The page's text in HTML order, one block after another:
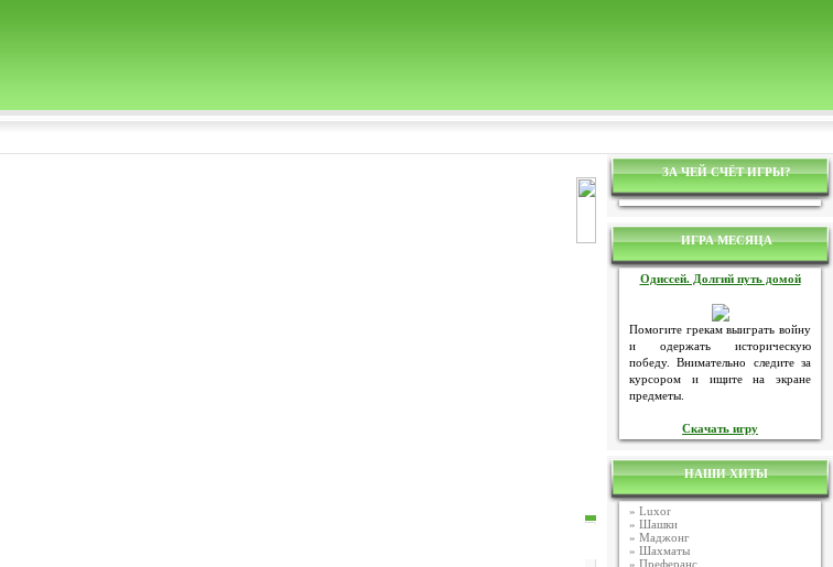
ЗА ЧЕЙ СЧЁТ ИГРЫ?
ИГРА МЕСЯЦА
Одиссей. Долгий путь домой
Помогите грекам выиграть войну
и одержать историческую
победу. Внимательно следите за
курсором и ищите на экране
предметы.
Скачать игру
НАШИ ХИТЫ
» Luxor
» Шашки
» Маджонг
» Шахматы
» Преферанс